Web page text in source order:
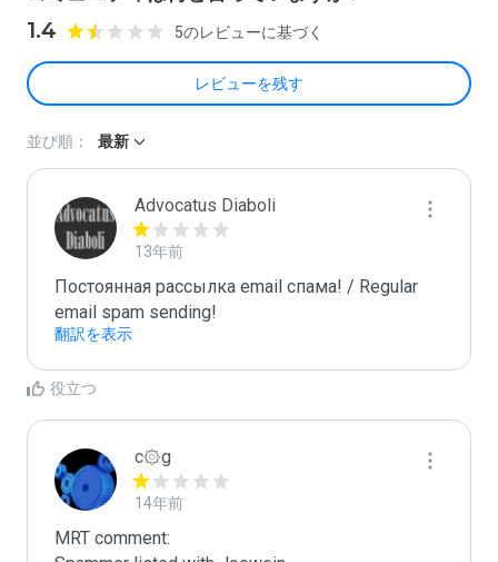
1.4 5のレビューに基づく
レビューを残す
並び順： 最新
Advocatus Diaboli
13年前
Постоянная рассылка email спама! / Regular
email spam sending!
翻訳を表示
役立つ
c۞g
14年前
MRT comment: